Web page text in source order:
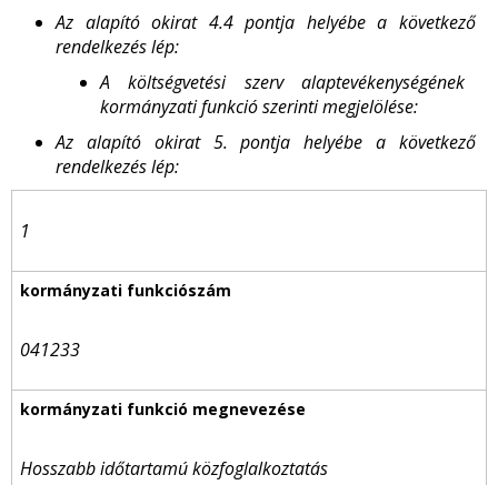
Az alapító okirat 4.4 pontja helyébe a következő
rendelkezés lép:
A költségvetési szerv alaptevékenységének
kormányzati funkció szerinti megjelölése:
Az alapító okirat 5. pontja helyébe a következő
rendelkezés lép:
1
041233
Hosszabb időtartamú közfoglalkoztatás